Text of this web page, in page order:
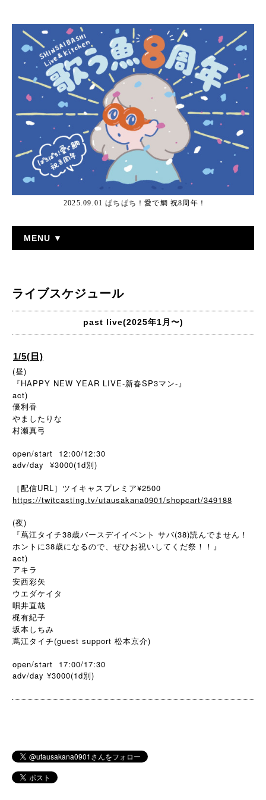
2025.09.01 ぱちぱち！愛で鯛 祝8周年！
MENU ▼
ライブスケジュール
past live(2025年1月〜)
1/5(日)
(昼)
『HAPPY NEW YEAR LIVE-新春SP3マン-』
act)
優利香
やましたりな
村瀬真弓
open/start 12:00/12:30
adv/day ¥3000(1d別)
［配信URL］ツイキャスプレミア¥2500
https://twitcasting.tv/utausakana0901/shopcart/349188
(夜)
『蔦江タイチ38歳バースデイイベント サバ(38)読んでません！
ホントに38歳になるので、ぜひお祝いしてくだ祭！！』
act)
アキラ
安西彩矢
ウエダケイタ
唄井直哉
梶有紀子
坂本しちみ
蔦江タイチ(guest support 松本京介)
open/start 17:00/17:30
adv/day ¥3000(1d別 )